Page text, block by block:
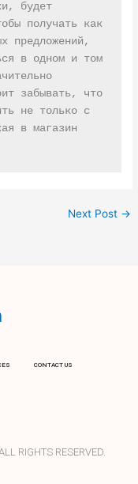
будет
получать как
предложений,
в одном и том
забывать, что
не только с
в магазин
Next Post →
CONTACT US
RIGHTS RESERVED.